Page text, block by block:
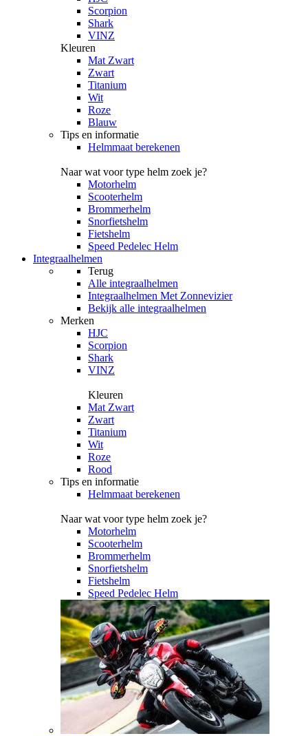
Scorpion
Shark
VINZ
Kleuren
Mat Zwart
Zwart
Titanium
Wit
Roze
Blauw
Tips en informatie
Helmmaat berekenen
Naar wat voor type helm zoek je?
Motorhelm
Scooterhelm
Brommerhelm
Snorfietshelm
Fietshelm
Speed Pedelec Helm
Integraalhelmen
Terug
Alle integraalhelmen
Integraalhelmen Met Zonnevizier
Bekijk alle integraalhelmen
Merken
HJC
Scorpion
Shark
VINZ
Kleuren
Mat Zwart
Zwart
Titanium
Wit
Roze
Rood
Tips en informatie
Helmmaat berekenen
Naar wat voor type helm zoek je?
Motorhelm
Scooterhelm
Brommerhelm
Snorfietshelm
Fietshelm
Speed Pedelec Helm